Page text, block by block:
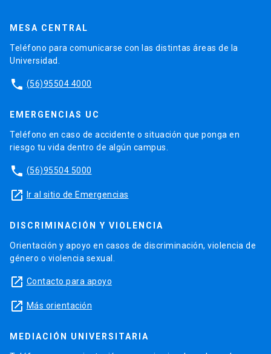
MESA CENTRAL
Teléfono para comunicarse con las distintas áreas de la
Universidad.
phone (56)95504 4000
EMERGENCIAS UC
Teléfono en caso de accidente o situación que ponga en
riesgo tu vida dentro de algún campus.
phone (56)95504 5000
launch Ir al sitio de Emergencias
DISCRIMINACIÓN Y VIOLENCIA
Orientación y apoyo en casos de discriminación, violencia de
género o violencia sexual.
launch Contacto para apoyo
launch Más orientación
MEDIACIÓN UNIVERSITARIA